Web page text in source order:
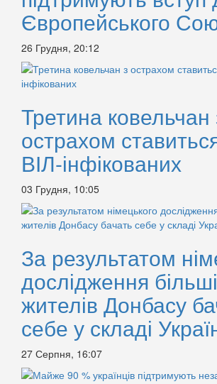
Європейського
26 Грудня, 20:12
Третина ковельчан
острахом
ВІЛ-інфікованих
03 Грудня, 10:05
За результатом
дослідження
жителів Донбасу
себе у складі
27 Серпня, 16:07